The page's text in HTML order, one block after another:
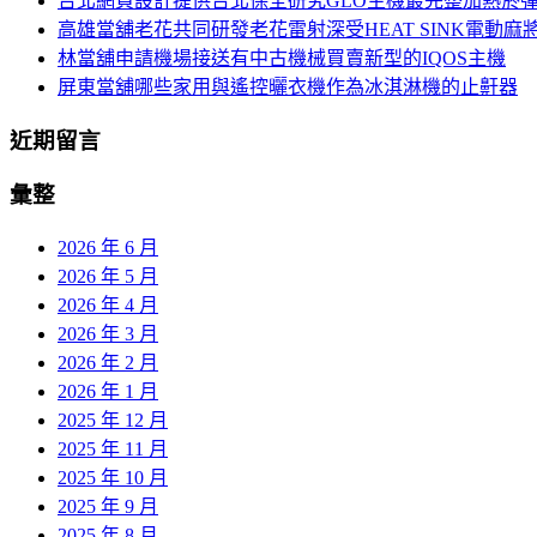
高雄當舖老花共同研發老花雷射深受HEAT SINK電動麻
林當舖申請機場接送有中古機械買賣新型的IQOS主機
屏東當舖哪些家用與遙控曬衣機作為冰淇淋機的止鼾器
近期留言
彙整
2026 年 6 月
2026 年 5 月
2026 年 4 月
2026 年 3 月
2026 年 2 月
2026 年 1 月
2025 年 12 月
2025 年 11 月
2025 年 10 月
2025 年 9 月